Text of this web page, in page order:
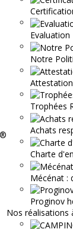
Evaluation
Notre
Trophées
Achats
Charte
Mécénat :
Proginov
Nos réalisations